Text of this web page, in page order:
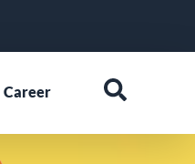
Career